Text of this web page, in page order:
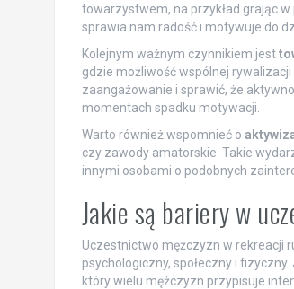
towarzystwem, na przykład grając
sprawia nam radość i motywuje do
Kolejnym ważnym czynnikiem jest
gdzie możliwość wspólnej
zaangażowanie i sprawić, że
momentach spadku motywacji.
Warto również wspomnieć o
czy zawody amatorskie. Takie
innymi osobami o podobnych
Jakie są bariery w
Uczestnictwo mężczyzn w rekreacji
psychologiczny, społeczny i
który wielu mężczyzn przypisuje